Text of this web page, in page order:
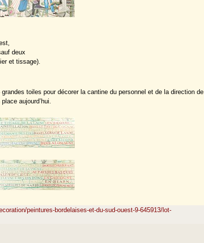
deux
et tissage).
toiles pour décorer la cantine du personnel et de la direction de
aujourd’hui.
peintures-bordelaises-et-du-sud-ouest-9-645913/lot-